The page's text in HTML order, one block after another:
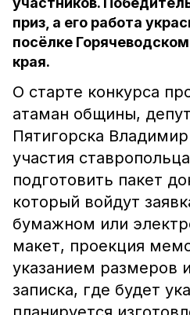
приз, а его работа
посёлке
края.
О старте конкурса
атаман общины,
Пятигорска
участия
подготовить пакет
который войдут
бумажном или
макет, проекция
указанием размеров
записка, где будет